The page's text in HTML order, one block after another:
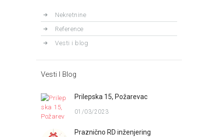
Nekretnine
Reference
Vesti i blog
Vesti I Blog
Prilepska 15, Požarevac
01/03/2023
Praznično RD inženjering